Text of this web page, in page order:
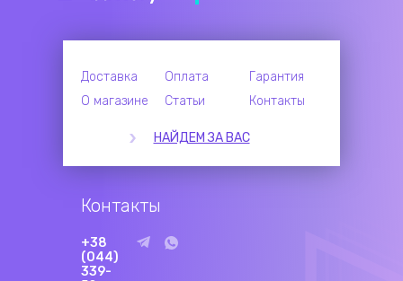
Доставка Оплата
Гарантия
О магазине
Статьи Контакты
НАЙДЕМ ЗА ВАС
Контакты
+38
(044)
339-